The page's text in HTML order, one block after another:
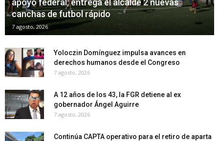
apoyo federal; entrega el alcalde 2 nuevas
canchas de futbol rápido
7 agosto, 2026
Yoloczin Domínguez impulsa avances en
derechos humanos desde el Congreso
7 agosto, 2026
A 12 años de los 43, la FGR detiene al ex
gobernador Ángel Aguirre
7 agosto, 2026
Continúa CAPTA operativo para el retiro de aparta